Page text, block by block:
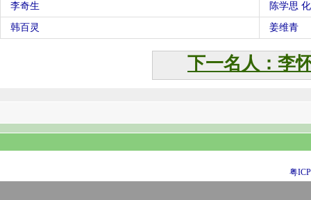
李奇生 陈学思
韩百灵 姜维青
下一名人：李
粤